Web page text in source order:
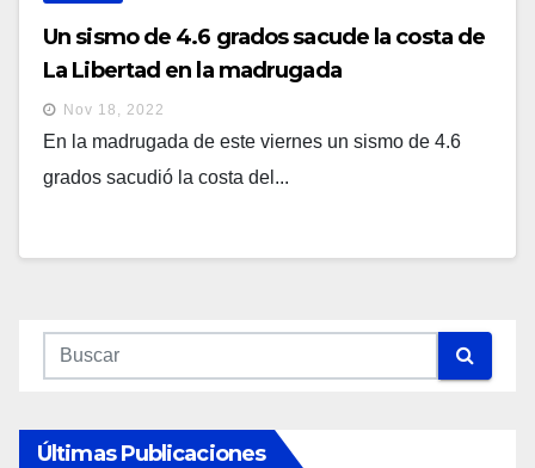
Un sismo de 4.6 grados sacude la costa de
La Libertad en la madrugada
Nov 18, 2022
En la madrugada de este viernes un sismo de 4.6
grados sacudió la costa del...
Últimas Publicaciones